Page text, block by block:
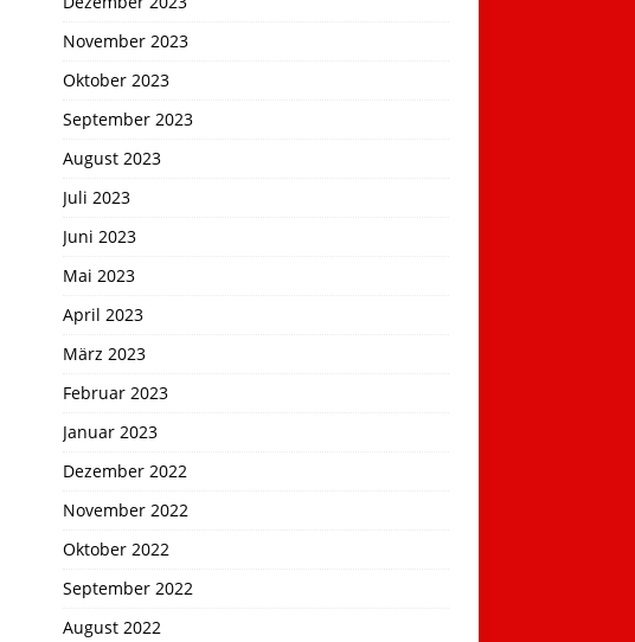
November 2023
Oktober 2023
September 2023
August 2023
Juli 2023
Juni 2023
Mai 2023
April 2023
März 2023
Februar 2023
Januar 2023
Dezember 2022
November 2022
Oktober 2022
September 2022
August 2022